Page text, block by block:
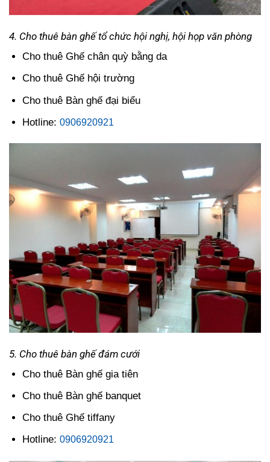
4. Cho thuê bàn ghếtổ chức hội nghị, hội họp văn phòng
Cho thuê Ghế chân quỳ bằng da
Cho thuê Ghế hội trường
Cho thuê Bàn ghế đại biểu
Hotline: 0906920921
5. Cho thuê bàn ghế đám cưới
Cho thuê Bàn ghế gia tiên
Cho thuê Bàn ghế banquet
Cho thuê Ghế tiffany
Hotline: 0906920921